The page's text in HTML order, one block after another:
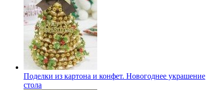
Поделки из картона и конфет. Новогоднее украшение
стола